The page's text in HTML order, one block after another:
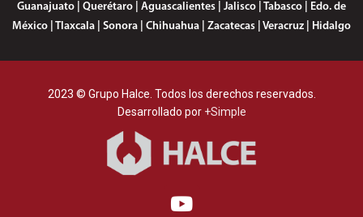
Guanajuato | Querétaro | Aguascalientes | Jalisco | Tabasco | Edo. de
México | Tlaxcala | Sonora | Chihuahua | Zacatecas | Veracruz | Hidalgo
2023 © Grupo Halce. Todos los derechos reservados.
Desarrollado por +Simple